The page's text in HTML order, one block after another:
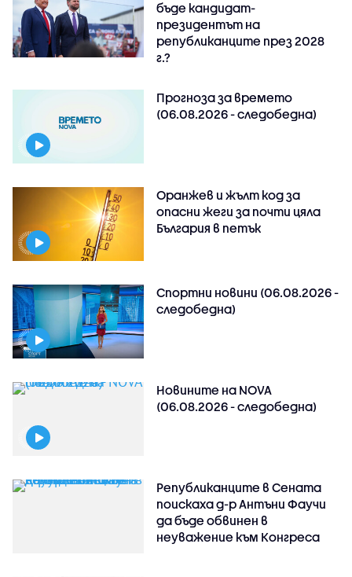
бъде кандидат-
президентът на
републиканците през 2028
г.?
Прогноза за времето
(06.08.2026 - следобедна)
Оранжев и жълт код за
опасни жеги за почти цяла
България в петък
Спортни новини (06.08.2026 -
следобедна)
Новините на NOVA
(06.08.2026 - следобедна)
Републиканците в Сената
поискаха д-р Антъни Фаучи
да бъде обвинен в
неуважение към Конгреса